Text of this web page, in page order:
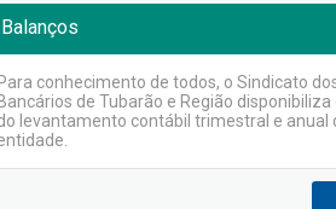
Balanços
conhecimento de todos, o Sindicato
de Tubarão e Região disponibiliza
levantamento contábil trimestral e anual